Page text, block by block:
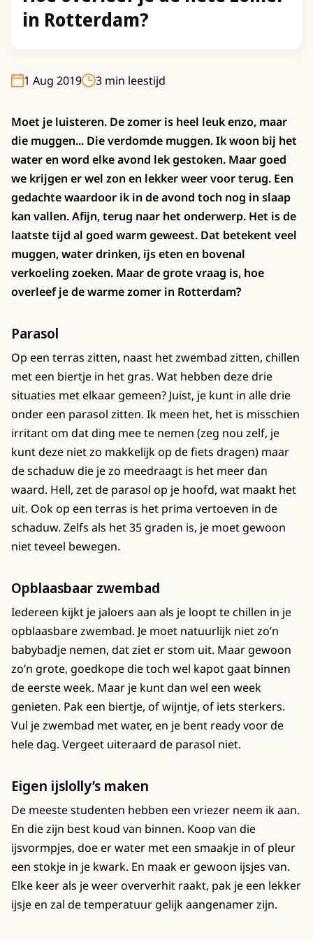
in Rotterdam?
1 Aug 2019 3 min leestijd
Moet je luisteren. De zomer is heel leuk enzo, maar
die muggen... Die verdomde muggen. Ik woon bij het
water en word elke avond lek gestoken. Maar goed
we krijgen er wel zon en lekker weer voor terug. Een
gedachte waardoor ik in de avond toch nog in slaap
kan vallen. Afijn, terug naar het onderwerp. Het is de
laatste tijd al goed warm geweest. Dat betekent veel
muggen, water drinken, ijs eten en bovenal
verkoeling zoeken. Maar de grote vraag is, hoe
overleef je de warme zomer in Rotterdam?
Parasol
Op een terras zitten, naast het zwembad zitten, chillen
met een biertje in het gras. Wat hebben deze drie
situaties met elkaar gemeen? Juist, je kunt in alle drie
onder een parasol zitten. Ik meen het, het is misschien
irritant om dat ding mee te nemen (zeg nou zelf, je
kunt deze niet zo makkelijk op de fiets dragen) maar
de schaduw die je zo meedraagt is het meer dan
waard. Hell, zet de parasol op je hoofd, wat maakt het
uit. Ook op een terras is het prima vertoeven in de
schaduw. Zelfs als het 35 graden is, je moet gewoon
niet teveel bewegen.
Opblaasbaar zwembad
Iedereen kijkt je jaloers aan als je loopt te chillen in je
opblaasbare zwembad. Je moet natuurlijk niet zo’n
babybadje nemen, dat ziet er stom uit. Maar gewoon
zo’n grote, goedkope die toch wel kapot gaat binnen
de eerste week. Maar je kunt dan wel een week
genieten. Pak een biertje, of wijntje, of iets sterkers.
Vul je zwembad met water, en je bent ready voor de
hele dag. Vergeet uiteraard de parasol niet.
Eigen ijslolly’s maken
De meeste studenten hebben een vriezer neem ik aan.
En die zijn best koud van binnen. Koop van die
ijsvormpjes, doe er water met een smaakje in of pleur
een stokje in je kwark. En maak er gewoon ijsjes van.
Elke keer als je weer oververhit raakt, pak je een lekker
ijsje en zal de temperatuur gelijk aangenamer zijn.